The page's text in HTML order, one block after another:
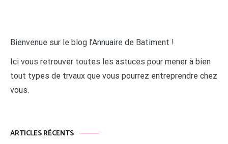
Bienvenue sur le blog l’Annuaire de Batiment !
Ici vous retrouver toutes les astuces pour mener à bien
tout types de trvaux que vous pourrez entreprendre chez
vous.
ARTICLES RÉCENTS